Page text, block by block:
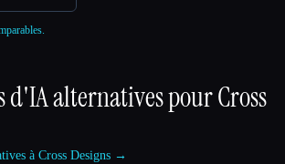
d'IA alternatives pourCross
à Cross Designs →